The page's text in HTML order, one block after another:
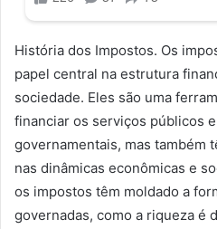
História dos Impostos. Os
papel central na estrutura
sociedade. Eles são uma
financiar os serviços públicos
governamentais, mas também
nas dinâmicas econômicas e
os impostos têm moldado a
governadas, como a riqueza é